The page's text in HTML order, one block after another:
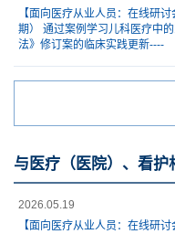
【面向医疗从业人员：在线研
期） 通过案例学习儿科医疗中
法》修订案的临床实践更新----
与医疗（医院）、看护
2026.05.19
【面向医疗从业人员：在线研